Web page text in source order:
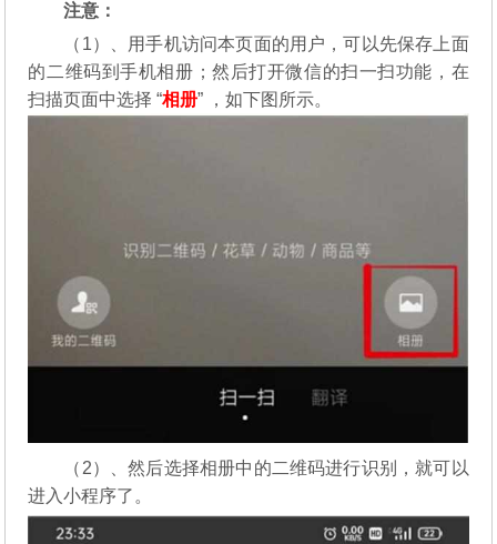
注意：
（1）、用手机访问本页面的用户，可以先保存上面
的二维码到手机相册；然后打开微信的扫一扫功能，在
扫描页面中选择 “相册” ，如下图所示。
（2）、然后选择相册中的二维码进行识别，就可以
进入小程序了。